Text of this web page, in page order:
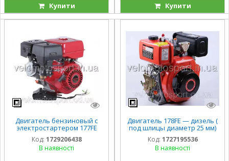
Купити Купити
Двигатель бензиновый с
электростартером 177FE
(выход вала под шпонку , 25
мм) 9 л.с.
Код: 1729206438
В наявності
Двигатель 178FE — дизель (
под шлицы диаметр 25 мм)
(6 л.с..) с электростартером
ТТ
Код: 1727195536
В наявності